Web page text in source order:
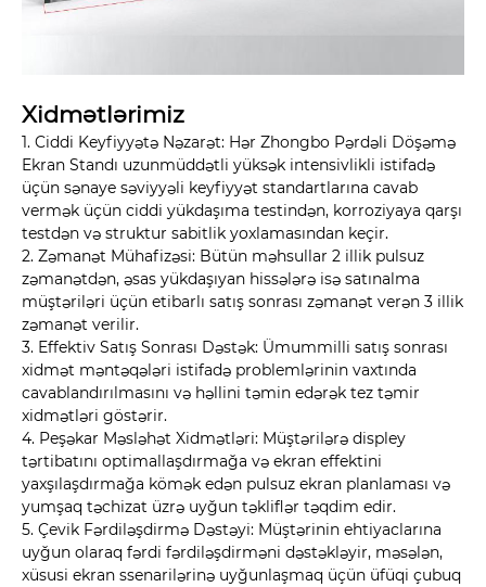
Xidmətlərimiz
1. Ciddi Keyfiyyətə Nəzarət: Hər Zhongbo Pərdəli Döşəmə
Ekran Standı uzunmüddətli yüksək intensivlikli istifadə
üçün sənaye səviyyəli keyfiyyət standartlarına cavab
vermək üçün ciddi yükdaşıma testindən, korroziyaya qarşı
testdən və struktur sabitlik yoxlamasından keçir.
2. Zəmanət Mühafizəsi: Bütün məhsullar 2 illik pulsuz
zəmanətdən, əsas yükdaşıyan hissələrə isə satınalma
müştəriləri üçün etibarlı satış sonrası zəmanət verən 3 illik
zəmanət verilir.
3. Effektiv Satış Sonrası Dəstək: Ümummilli satış sonrası
xidmət məntəqələri istifadə problemlərinin vaxtında
cavablandırılmasını və həllini təmin edərək tez təmir
xidmətləri göstərir.
4. Peşəkar Məsləhət Xidmətləri: Müştərilərə displey
tərtibatını optimallaşdırmağa və ekran effektini
yaxşılaşdırmağa kömək edən pulsuz ekran planlaması və
yumşaq təchizat üzrə uyğun təkliflər təqdim edir.
5. Çevik Fərdiləşdirmə Dəstəyi: Müştərinin ehtiyaclarına
uyğun olaraq fərdi fərdiləşdirməni dəstəkləyir, məsələn,
xüsusi ekran ssenarilərinə uyğunlaşmaq üçün üfüqi çubuq